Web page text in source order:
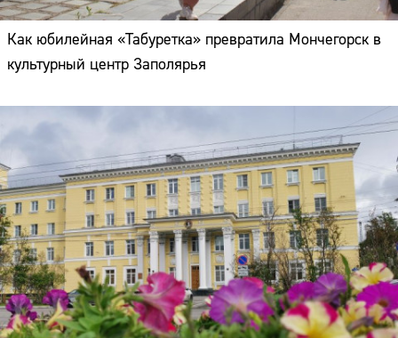
Как юбилейная «Табуретка» превратила Мончегорск в
культурный центр Заполярья